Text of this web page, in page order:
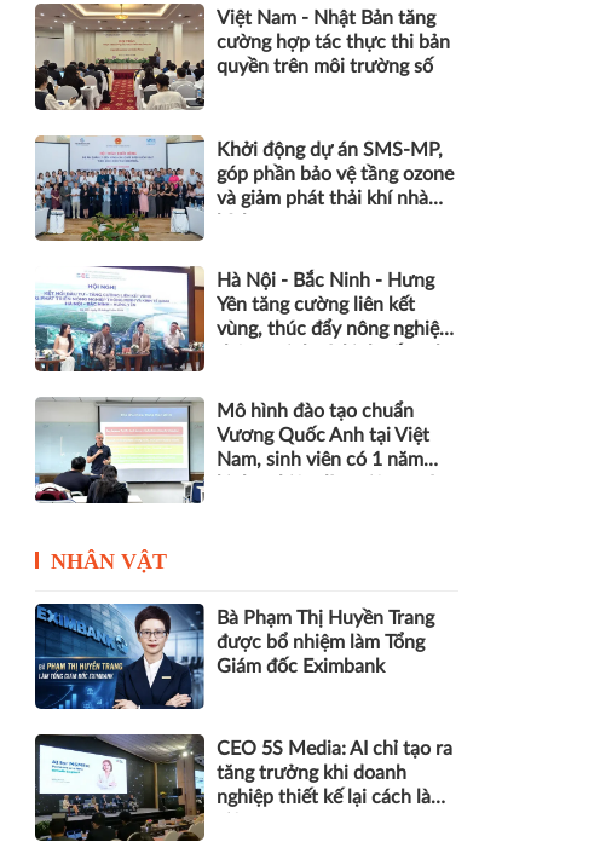
Việt Nam - Nhật Bản tăng
cường hợp tác thực thi bản
quyền trên môi trường số
Khởi động dự án SMS-MP,
góp phần bảo vệ tầng ozone
và giảm phát thải khí nhà
Hà Nội - Bắc Ninh - Hưng
Yên tăng cường liên kết
vùng, thúc đẩy nông nghiệp
Mô hình đào tạo chuẩn
Vương Quốc Anh tại Việt
Nam, sinh viên có 1 năm
NHÂN VẬT
Bà Phạm Thị Huyền Trang
được bổ nhiệm làm Tổng
Giám đốc Eximbank
CEO 5S Media: AI chỉ tạo ra
tăng trưởng khi doanh
nghiệp thiết kế lại cách làm